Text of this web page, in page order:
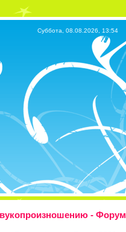
Суббота, 08.08.2026, 13:54
- Форум